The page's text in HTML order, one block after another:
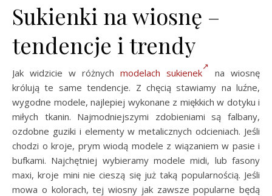
Sukienki na wiosnę –
tendencje i trendy
Jak widzicie w różnych modelach sukienek
na wiosnę
królują te same tendencje. Z chęcią stawiamy na luźne,
wygodne modele, najlepiej wykonane z miękkich w dotyku i
miłych tkanin. Najmodniejszymi zdobieniami są falbany,
ozdobne guziki i elementy w metalicznych odcieniach. Jeśli
chodzi o kroje, prym wiodą modele z wiązaniem w pasie i
bufkami. Najchętniej wybieramy modele midi, lub fasony
maxi, kroje mini nie cieszą się już taką popularnością. Jeśli
mowa o kolorach, tej wiosny jak zawsze popularne będą